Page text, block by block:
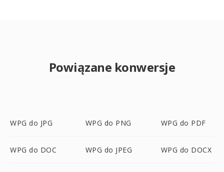
Powiązane konwersje
WPG do JPG WPG do PNG WPG do PDF
WPG do DOC WPG do JPEG WPG do DOCX